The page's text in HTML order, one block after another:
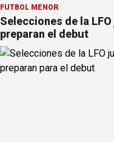
FÚTBOL MENOR
Selecciones de la
preparan el debut